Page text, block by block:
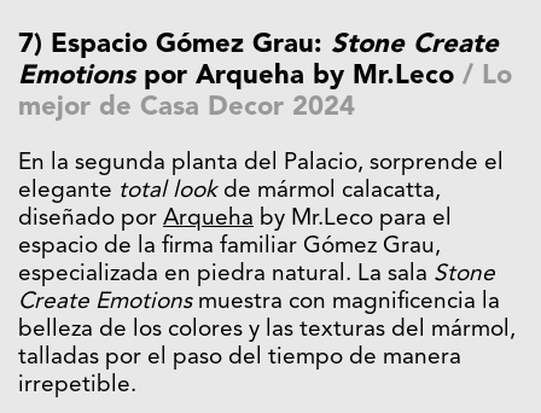
7) Espacio Gómez Grau: Stone Create
Emotionspor Arqueha by Mr.Leco / Lo
mejor de Casa Decor 2024
En la segunda planta del Palacio, sorprende el
elegante total lookde mármol calacatta,
diseñado por Arqueha by Mr.Leco para el
espacio de la firma familiar Gómez Grau,
especializada en piedra natural. La sala Stone
Create Emotionsmuestra con magnificencia la
belleza de los colores y las texturas del mármol,
talladas por el paso del tiempo de manera
irrepetible.